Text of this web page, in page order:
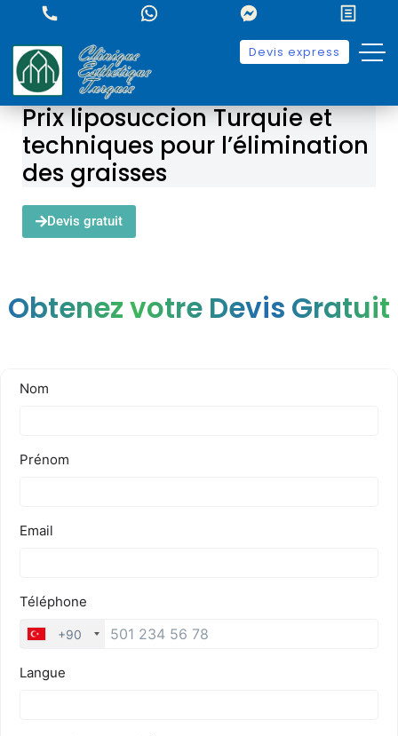
Devis express
Prix liposuccion Turquie et
techniques pour l’élimination
des graisses
Devis gratuit
Obtenez votre Devis Gratuit